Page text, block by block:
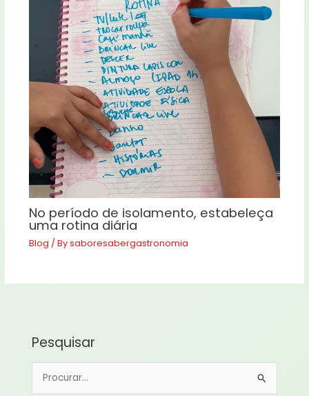
No período de isolamento, estabeleça
uma rotina diária
Blog / Bysaboresabergastronomia
Pesquisar